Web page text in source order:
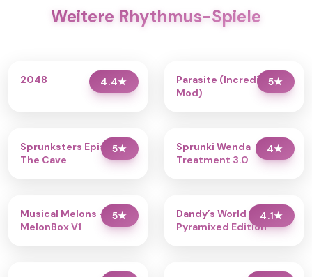
Weitere Rhythmus-Spiele
4.4★
2048 5★
Parasite (Incredibox
Mod)
5★
Sprunksters Episode 2:
The Cave
4★
Sprunki Wenda
Treatment 3.0
5★
Musical Melons –
MelonBox V1
4.1★
Dandy’s World
Pyramixed Edition